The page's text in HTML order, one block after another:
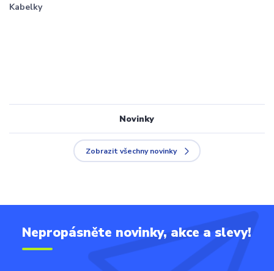
Novinky
Zobrazit všechny novinky
Kabelky
Nepropásněte novinky, akce a slevy!